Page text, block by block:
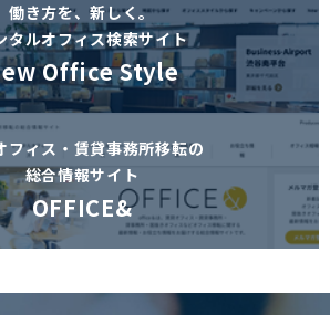
働き方を、新しく。
タルオフィス検索サイト
Office Style
フィス・賃貸事務所移転の
総合情報サイト
OFFICE&